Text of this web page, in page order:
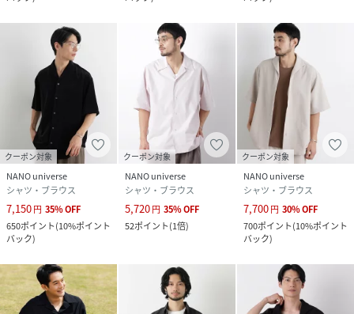
ョーツ
6686127217 「メランジドライ」ワイドスラックス
■サイズ感
・程よくゆとりのあるリラックスバランス
・体のラインを拾いにくいサイズ感
■取扱方法
ネットを使用してください。形をととのえてから干して下さ
い。濡れたままの放置や、長時間の浸漬はしないで下さい。
あて布を使用してください。
ブラック、ブラウン、サックス：ポリエステル100%
パターン1、ホワイト：ポリエステル98% レーヨン2%
クーポン対象
NANO universe
シャツ・ブラウス
7,150円 35%OFF
650ポイント(10%ポイント
バック)
クーポン対象
NANO universe
シャツ・ブラウス
5,720円 35%OFF
52ポイント(1倍)
クーポン対象
NANO universe
シャツ・ブラウス
7,700円 30%OFF
700ポイント(10%ポイント
バック)